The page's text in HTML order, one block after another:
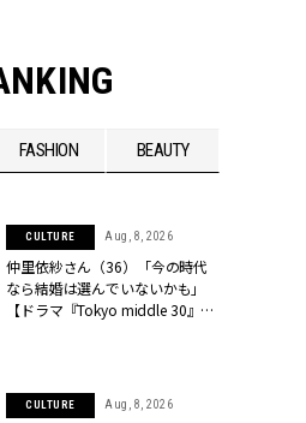
FASHION BEAUTY
CULTURE Aug, 8, 2026
仲里依紗さん（36）「今の時代
なら結婚は選んでいないかも」
【ドラマ『Tokyo middle 30』イ
CULTURE Aug, 8, 2026